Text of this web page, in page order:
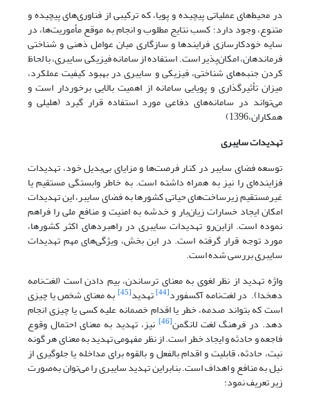
در محیط‌های عملیاتی پیچیده و پویا، که ترکیبی از فناوری‌های پیچیده و
متنوع، وجود دارد؛ کسب نتایج مطلوب و انجام به موقع مأموریت‌ها، در
سایه خودکارسازی فرایندها و سازگاری میان عوامل ذهنی و شناختی
فرماندهان، امکان‌پذیر است. استفاده از سامانه فیزیکی سایبری، با لحاظ
کردن جنبه‌های شناختی، فیزیکی و سایبری در بهبود کیفیت عملکرد،
میزان تأثیرگذاری و پویایی سامانه از اهمیت بالایی برخوردار است و
می‌تواند در سامانه‌های دفاعی مورد استفاده قرار گیرد (هلیلی و
همکاران،1396)
تهدیدات سایبری
توسعه فضای سایبر در کنار فرصت‌ها و مزایای بی‌بدیل خود، تهدیدات
فزاینده‌ای را نیز به همراه داشته است. به خاطر وابستگی مستقیم یا
غیرمستقیم زیرساخت‌های حیاتی کشورها به فضای سایبر، این تهدیدات
امکان ایجاد خسارات زیان‌بار و خدشه به امنیت و منافع ملی را فراهم
نموده است. ازاین‌رو تهدیدات سایبری در راهبردهای اکثر کشورها،
مورد توجه قرار گرفته است. در این بخش، ویژگی‌های مهم تهدیدات
سایبری بررسی شده است.
واژه تهدید از نظر لغوی به معنای ترساندن، بیم دادن است (لغت‌نامه
دهخدا). در لغت‌نامه آکسفورد[44] تهدید[45] به معنای شخص یا چیزی
است که بتواند صدمه، خطر یا اقدام خصمانه علیه کسی یا چیزی انجام
دهد. در فرهنگ لغت لانگمن[46] نیز، تهدید به معنای احتمال وقوع
فاجعه و حادثه و ایجاد خطر است. از نظر مفهومی تهدید به معنای هر گونه
نیت، حادثه، قابلیت و اقدام بالفعل و بالقوه برای مداخله یا جلوگیری از
نیل به منافع و اهداف است. بنابراین تهدید سایبری را می‌توان به‌صورت
زیر تعریف نمود: